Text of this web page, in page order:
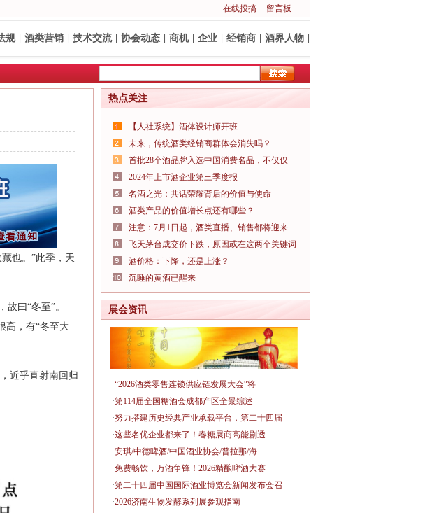
·在线投搞 ·留言板
规 酒类营销 技术交流 协会动态 商机 企业 经销商 酒界人物
也。”此季，天
曰“冬至”。
高，有“冬至大
近乎直射南回归
热点关注
【人社系统】酒体设计师开班
未来，传统酒类经销商群体会消失吗？
首批28个酒品牌入选中国消费名品，不仅仅
2024年上市酒企业第三季度报
名酒之光：共话荣耀背后的价值与使命
酒类产品的价值增长点还有哪些？
注意：7月1日起，酒类直播、销售都将迎来
飞天茅台成交价下跌，原因或在这两个关键词
酒价格：下降，还是上涨？
沉睡的黄酒已醒来
展会资讯
·“2026酒类零售连锁供应链发展大会“将
·第114届全国糖酒会成都产区全景综述
·努力搭建历史经典产业承载平台，第二十四届
·这些名优企业都来了！春糖展商高能剧透
·安琪/中德啤酒/中国酒业协会/普拉那/海
·免费畅饮，万酒争锋！2026精酿啤酒大赛
·第二十四届中国国际酒业博览会新闻发布会召
·2026济南生物发酵系列展参观指南